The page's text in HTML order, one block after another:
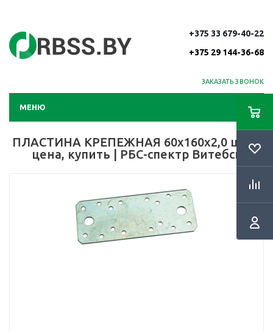
+375 33 679-40-22
+375 29 144-36-68
ЗАКАЗАТЬ ЗВОНОК
МЕНЮ
ПЛАСТИНА КРЕПЕЖНАЯ 60х160х2,0 цинк
цена, купить | РБС-спектр Витебск